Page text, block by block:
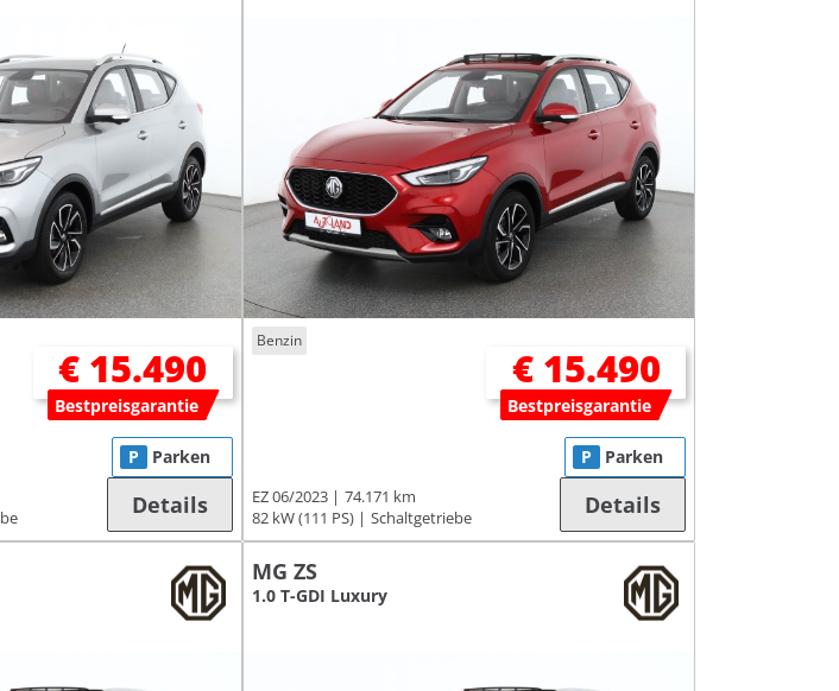
€ 15.490
Bestpreisgarantie
P Parken
Details
Benzin
€ 15.490
Bestpreisgarantie
EZ 06/2023
74.171 km
82 kW (111 PS)
Schaltgetriebe
P Parken
Details
MG ZS
1.0 T-GDI Luxury